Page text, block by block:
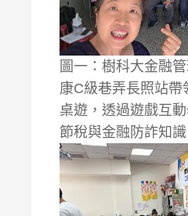
圖一：樹科大金融
康C級巷弄長照站帶
桌遊，透過遊戲互
節稅與金融防詐知識